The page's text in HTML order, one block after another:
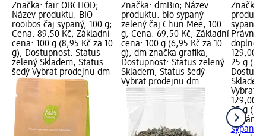
Značka: fair OBCHOD;
Název produktu: BIO
rooibos čaj sypaný, 100 g;
Cena: 89,50 Kč; Základní
cena: 100 g (8,95 Kč za 10
g); Dostupnost: Status
zelený Skladem, Status
šedý Vybrat prodejnu dm
Značka: dmBio; Název
produktu: bio sypaný
zelený čaj Chun Mee, 100
g; Cena: 69,50 Kč; Základní
cena: 100 g (6,95 Kč za 10
g); dm značka grafika;
Dostupnost: Status zelený
Skladem, Status šedý
Vybrat prodejnu dm
Značka:
sypaný
Právní
doplněk
129,00
25 g
Vybrat
129,00
25 g
indiánky
sypaný